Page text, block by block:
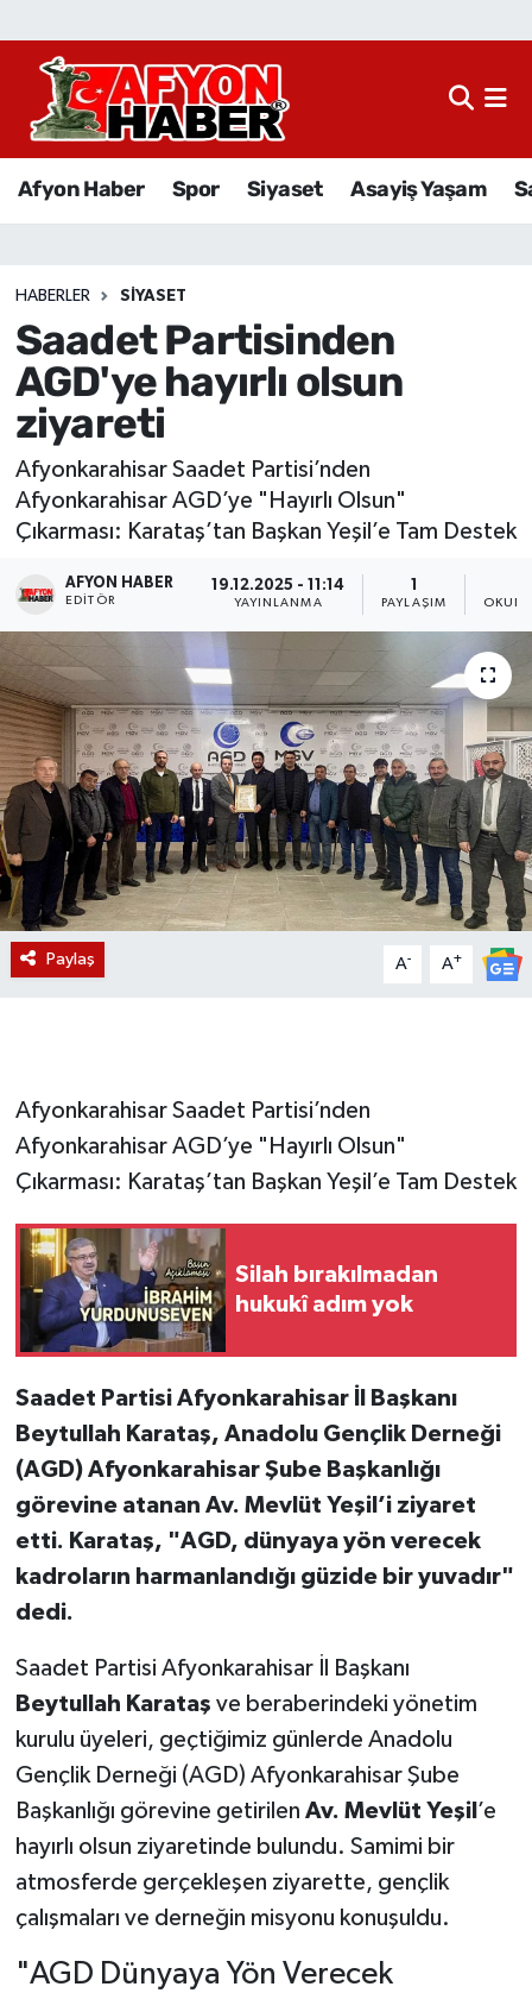
Afyon Haber Spor Siyaset Asayiş Yaşam
HABERLER SIYASET
Saadet Partisinden
AGD'ye hayırlı olsun
ziyareti
Afyonkarahisar Saadet Partisi’nden
Afyonkarahisar AGD’ye "Hayırlı Olsun"
Çıkarması: Karataş’tan Başkan Yeşil’e Tam Destek
AFYON HABER
EDITÖR
19.12.2025 - 11:14
YAYINLANMA PAYLAŞIM
Paylaş A- A+
Afyonkarahisar Saadet Partisi’nden
Afyonkarahisar AGD’ye "Hayırlı Olsun"
Çıkarması: Karataş’tan Başkan Yeşil’e Tam Destek
Silah bırakılmadan
hukukî adım yok
Saadet Partisi Afyonkarahisar İl Başkanı
Beytullah Karataş, Anadolu Gençlik Derneği
(AGD) Afyonkarahisar Şube Başkanlığı
görevine atanan Av. Mevlüt Yeşil’i ziyaret
etti. Karataş, "AGD, dünyaya yön verecek
kadroların harmanlandığı güzide bir yuvadır"
dedi.
Saadet Partisi Afyonkarahisar İl Başkanı
Beytullah Karataş ve beraberindeki yönetim
kurulu üyeleri, geçtiğimiz günlerde Anadolu
Gençlik Derneği (AGD) Afyonkarahisar Şube
Başkanlığı görevine getirilen Av. Mevlüt Yeşil ’e
hayırlı olsun ziyaretinde bulundu. Samimi bir
atmosferde gerçekleşen ziyarette, gençlik
çalışmaları ve derneğin misyonu konuşuldu.
"AGD Dünyaya Yön Verecek
Afyon Haber
Sağlık
Eğitim
Ekonomi
Magazin
Etkinlikler